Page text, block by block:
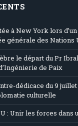
à New York lors
générale des Nations
le départ du Pr
de Paix
dédicace du 9
culturelle
: Unir les forces dans